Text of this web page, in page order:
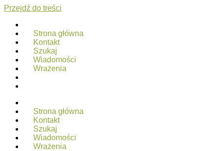
Przejdź do treści
Strona główna
Kontakt
Szukaj
Wiadomości
Wrażenia
Strona główna
Kontakt
Szukaj
Wiadomości
Wrażenia